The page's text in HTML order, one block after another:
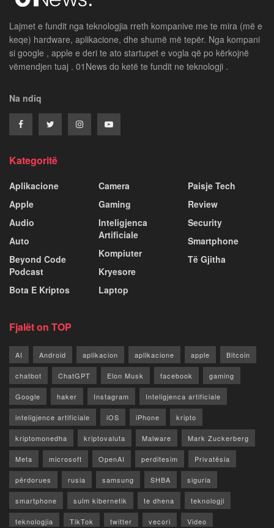
Lajmet e fundit nga teknologjia rreth kompanive me te mira (më e
keqe) hardware, aplikacione, dhe shumë më tepër. Nga kompani
si google , apple e deri te ato startupet e vogla që po kërkojnë
vëmendjen tuaj . 01News do ketë te fundit ne teknologji .
Na ndiq
Kategoritë
Aplikacione
Apple
Audio
Auto
Beyond Code
Podcast
Bota E Kriptos
Camera
Gaming
Inteligjenca
Artificiale
Kompiuter
Kryesore
Laptop
Paisje Tech
Review
Security
Smartphone
Të Gjitha
Fjalët on TOP
AI Android aplikacion aplikacione apple Bitcoin
chatbot ChatGPT Elon Musk facebook gaming
Google haker Instagram Inteligjenca artificiale
inteligjence artificiale iOS iPhone kripto
kriptomonedha kriptovaluta Malware Mark Zuckerberg
Meta microsoft OpenAI perditesim Privatësia
përdorues rusia samsung SHBA siguria
smartphone sulm kibernetik te dhena teknologji
teknologjia TikTok twitter vecori Video